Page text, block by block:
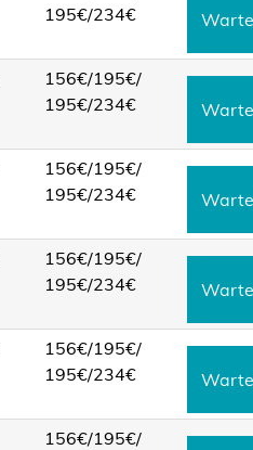
195€/234€
156€/195€/
195€/234€
156€/195€/
195€/234€
156€/195€/
195€/234€
156€/195€/
195€/234€
156€/195€/